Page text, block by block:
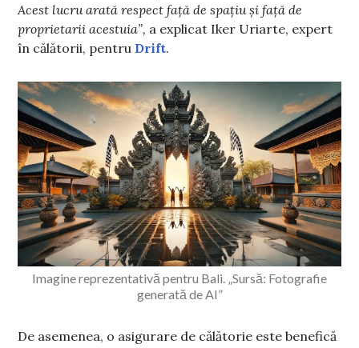
Acest lucru arată respect față de spațiu și față de
proprietarii acestuia”, a explicat Iker Uriarte, expert
în călătorii, pentru Drift.
Imagine reprezentativă pentru Bali. „Sursă: Fotografie
generată de AI”
De asemenea, o asigurare de călătorie este benefică